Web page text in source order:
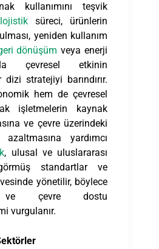
kullanımını teşvik
süreci, ürünlerin
yeniden kullanım
dönüşüm veya enerji
çevresel etkinin
stratejiyi barındırır.
hem de çevresel
işletmelerin kaynak
ve çevre üzerindeki
yardımcı
, ulusal ve uluslararası
standartlar ve
yönetilir, böylece
çevre dostu
vurgulanır.